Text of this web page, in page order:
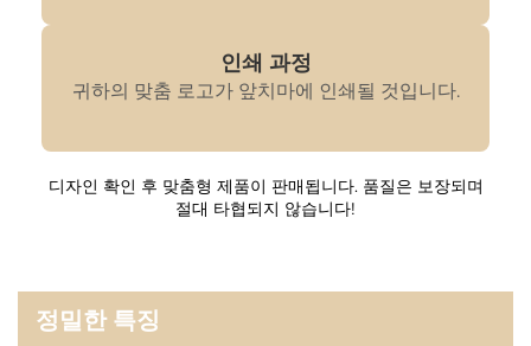
인쇄 과정
귀하의 맞춤 로고가 앞치마에 인쇄될 것입니다.
디자인 확인 후 맞춤형 제품이 판매됩니다. 품질은 보장되며
절대 타협되지 않습니다!
정밀한 특징